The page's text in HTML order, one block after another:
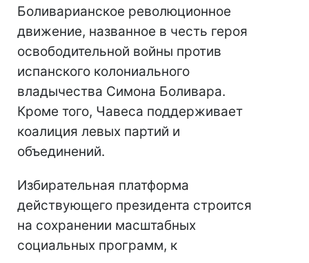
Боливарианское революционное
движение, названное в честь героя
освободительной войны против
испанского колониального
владычества Симона Боливара.
Кроме того, Чавеса поддерживает
коалиция левых партий и
объединений.
Избирательная платформа
действующего президента строится
на сохранении масштабных
социальных программ, к